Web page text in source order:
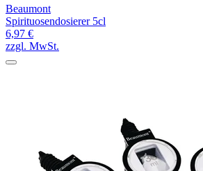
Beaumont
Spirituosendosierer 5cl
6,97 €
zzgl. MwSt.